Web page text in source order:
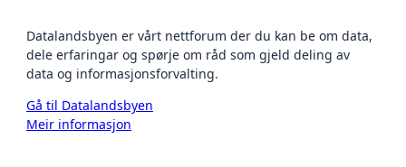
Datalandsbyen er vårt nettforum der du kan be om data,
dele erfaringar og spørje om råd som gjeld deling av
data og informasjonsforvalting.
Gå til Datalandsbyen
Meir informasjon